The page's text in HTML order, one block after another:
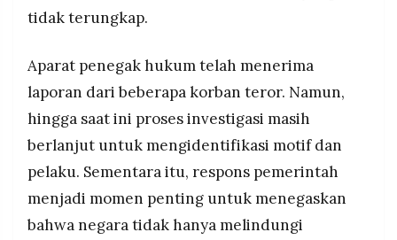
tidak terungkap.
Aparat penegak hukum telah menerima
laporan dari beberapa korban teror. Namun,
hingga saat ini proses investigasi masih
berlanjut untuk mengidentifikasi motif dan
pelaku. Sementara itu, respons pemerintah
menjadi momen penting untuk menegaskan
bahwa negara tidak hanya melindungi